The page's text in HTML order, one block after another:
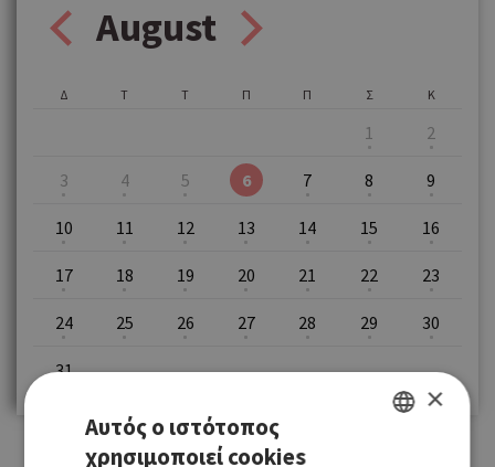
August
Δ Τ Τ Π Π Σ
1
Κ
2
3 4 5 6 7 8 9
10 11 12 13 14 15 16
17 18 19 20 21 22 23
24 25 26 27 28 29 30
31
×
Αυτός ο ιστότοπος
χρησιμοποιεί cookies